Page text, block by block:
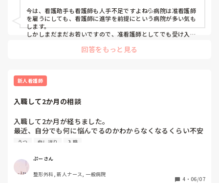
現在の職場は通勤が近く、人間関係も大きな問題はありませ
んが、療養病棟で人手不足の状況が続いており、新卒や未経
験看護師の受け入れも行っていません。
ら働くのは難しいのではないかと感じています。
自信がありません。
今後について、
・看護助手のまま転職を考えるべきか
・准看護師として再スタートを目指すべきか
・まず勉強をしてから転職活動をするべきか
・ブランクの長い准看護師を受け入れてくれる職場はあるの
などで悩んでいます。
化器外科, 一般病院, 慢性期, 回復期, 終末期
今は、看護助手も看護師も人手不足ですよね💦病院は准看護師
を雇うにしても、看護師に進学を前提にという病院が多い気も
します。
しかしまだまだお若いですので、准看護師としてでも受け入れ
思います。看護助手として働いていて看護師として働きたい
います✨
経験がないというのは全く問題ありません。病院側も新人教育
新人教育はどんな感じなのか面接の際に聞いてみてください。
自分に合うかどうか、合わなければまた考えればいいですし、
合えばお子さんの様子をみながら看護師として上を目指すとい
うのもいいと思います。
まだまだ若いので可能性はたくさんありますよ☺️子どもさんが
ろいろあります。
お子さんを優先に、やりたい事を見つけてくださいね😊
回答をもっと見る
新人看護師
入職して2か月の相談
入職して2か月が経ちました。
最近、自分でも何に悩んでるのかわからなくなるくらい不安
が多いです。新人だからわからないことが多いんですけど、
す。
① 新人看護師としての不安
* 業務量が増えてついていけるか不安
うつ 申し送り 入職
ぷーさん
整形外科, 新人ナース, 一般病院
4 ・ 06/07